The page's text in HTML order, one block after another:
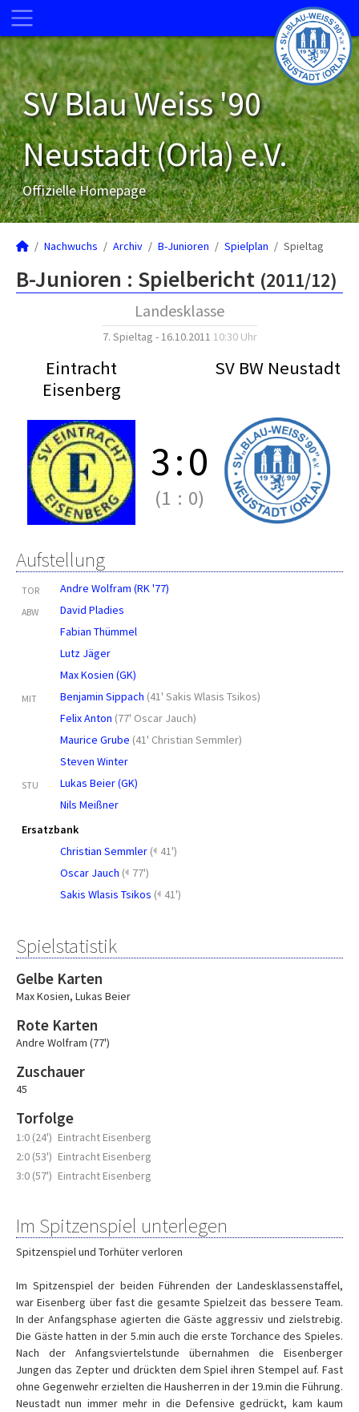
SV Blau Weiss '90
Neustadt (Orla) e.V.
Offizielle Homepage
Nachwuchs Archiv B-Junioren Spielplan Spieltag
B-Junioren : Spielbericht (2011/12)
Landesklasse
7. Spieltag - 16.10.2011 10:30 Uhr
Eintracht
Eisenberg
SV BW Neustadt
3:0
(1 : 0)
Aufstellung
TOR Andre Wolfram (RK '77)
ABW
David Pladies
Fabian Thümmel
Lutz Jäger
Max Kosien (GK)
MIT Benjamin Sippach (41' Sakis Wlasis Tsikos)
Felix Anton (77' Oscar Jauch)
Maurice Grube (41' Christian Semmler)
Steven Winter
STU
Lukas Beier (GK)
Nils Meißner
Ersatzbank
Christian Semmler ( 41')
Oscar Jauch ( 77')
Sakis Wlasis Tsikos ( 41')
Spielstatistik
Gelbe Karten
Max Kosien, Lukas Beier
Rote Karten
Andre Wolfram (77')
Zuschauer
45
Torfolge
1:0 (24') Eintracht Eisenberg
2:0 (53') Eintracht Eisenberg
3:0 (57') Eintracht Eisenberg
Im Spitzenspiel unterlegen
Spitzenspiel und Torhüter verloren
Im Spitzenspiel der beiden Führenden der Landesklassenstaffel,
war Eisenberg über fast die gesamte Spielzeit das bessere Team.
In der Anfangsphase agierten die Gäste aggressiv und zielstrebig.
Die Gäste hatten in der 5.min auch die erste Torchance des Spieles.
Nach der Anfangsviertelstunde übernahmen die Eisenberger
Jungen das Zepter und drückten dem Spiel ihren Stempel auf. Fast
ohne Gegenwehr erzielten die Hausherren in der 19.min die Führung.
Neustadt nun immer mehr in die Defensive gedrückt, kam kaum